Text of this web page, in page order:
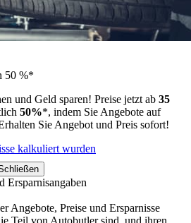
50 %*
und Geld sparen! Preise jetzt ab 35
50%*, indem Sie Angebote auf
Sie Angebot und Preis sofort!
kalkuliert wurden
Ersparnisangaben
Angebote, Preise und Ersparnisse
Teil von Autobutler sind, und ihren